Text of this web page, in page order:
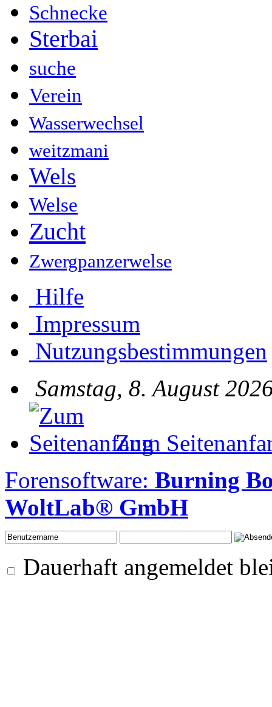
Schnecke
Sterbai
suche
Verein
Wasserwechsel
weitzmani
Wels
Welse
Zucht
Zwergpanzerwelse
Hilfe
Impressum
Nutzungsbestimmungen
Samstag, 8. August
Zum
Forensoftware: Burning
WoltLab® GmbH
Dauerhaft angemeldet